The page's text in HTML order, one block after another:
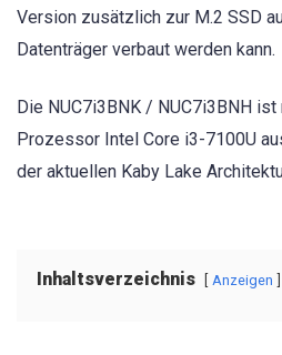
Version zusätzlich zur M.2 SSD
Datenträger verbaut werden kann.
Die NUC7i3BNK / NUC7i3BNH
Prozessor Intel Core i3-7100U
der aktuellen Kaby Lake
Inhaltsverzeichnis Anzeigen